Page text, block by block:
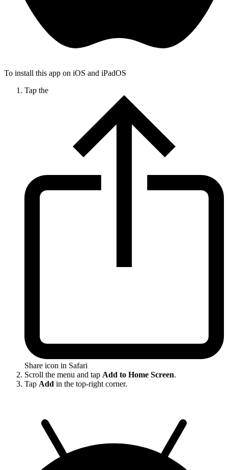
To install this app on iOS and iPadOS
Tap the
Share icon in Safari
Scroll the menu and tap Add to Home Screen.
Tap Add in the top-right corner.